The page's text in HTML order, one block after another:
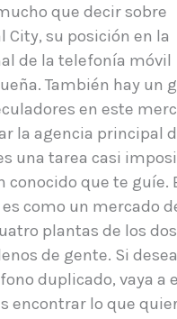
que decir sobre
su posición en la
de la telefonía móvil
También hay un
en este
la agencia principal
una tarea casi
conocido que te guíe.
como un mercado
plantas de los dos
de gente. Si desea
duplicado, vaya a
encontrar lo que